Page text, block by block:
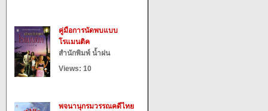
คู่มือการนัดพบแบบ
โรแมนติค
สำนักพิมพ์ น้ำฝน
Views: 10
พจนานุกรมวรรณคดีไทย